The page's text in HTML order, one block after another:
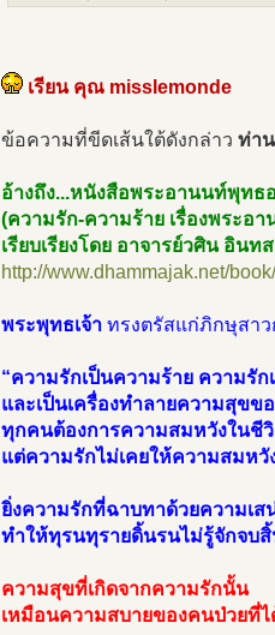
เรียน คุณ misslemonde
ข้อความที่ขีดเส้นใต้ดังกล่าว ท่า
อ้างถึง...หนังสือพระอานนท์พุทธ
(ความรัก-ความร้าย เรื่องพระอ
เรียบเรียงโดย อาจารย์วศิน อินท
http://www.dhammajak.net/
พระพุทธเจ้า ทรงตรัสแก่ภิกษุสาว
“ความรักเป็นความร้าย ความรั
และเป็นเครื่องทำลายความสุขข
ทุกคนต้องการความสมหวังในชี
แต่ความรักไม่เคยให้ความสมห
ยิ่งความรักที่ฉาบทาด้วยความเ
ทำให้ทุรนทุรายดิ้นรนไม่รู้จักจบ
ความสุขที่เกิดจากความรักนั้น
เหมือนความสบายของคนป่วยที่